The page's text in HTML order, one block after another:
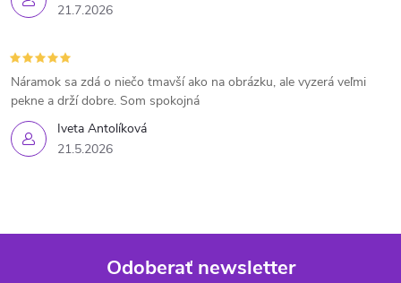
21.7.2026
Iveta Antolíková
21.5.2026
Náramok sa zdá o niečo tmavší ako na obrázku, ale vyzerá veľmi
pekne a drží dobre. Som spokojná
Odoberať newsletter